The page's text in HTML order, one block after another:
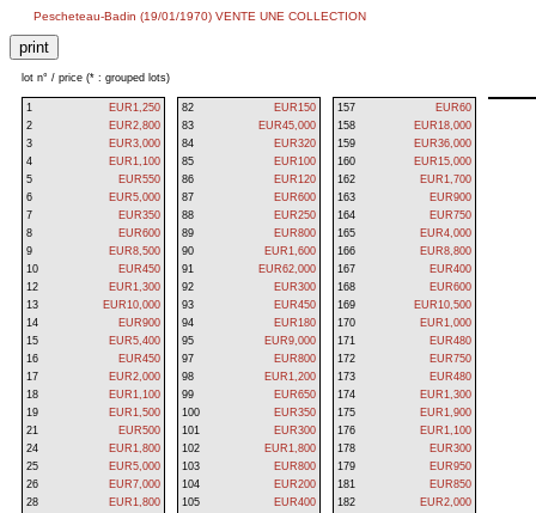
Pescheteau-Badin (19/01/1970) VENTE UNE COLLECTION
lot n° / price (* : grouped lots)
1
EUR1,250
2
EUR2,800
3
EUR3,000
4
EUR1,100
5
EUR550
6
EUR5,000
7
EUR350
8
EUR600
9
EUR8,500
10
EUR450
12
EUR1,300
13
EUR10,000
14
EUR900
15
EUR5,400
16
EUR450
17
EUR2,000
18
EUR1,100
19
EUR1,500
21
EUR500
24
EUR1,800
25
EUR5,000
26
EUR7,000
28
EUR1,800
82
EUR150
83
EUR45,000
84
EUR320
85
EUR100
86
EUR120
87
EUR600
88
EUR250
89
EUR800
90
EUR1,600
91
EUR62,000
92
EUR300
93
EUR450
94
EUR180
95
EUR9,000
97
EUR800
98
EUR1,200
99
EUR650
100
EUR350
101
EUR300
102
EUR1,800
103
EUR800
104
EUR200
105
EUR400
157
EUR60
158
EUR18,000
159
EUR36,000
160
EUR15,000
162
EUR1,700
163
EUR900
164
EUR750
165
EUR4,000
166
EUR8,800
167
EUR400
168
EUR600
169
EUR10,500
170
EUR1,000
171
EUR480
172
EUR750
173
EUR480
174
EUR1,300
175
EUR1,900
176
EUR1,100
178
EUR300
179
EUR950
181
EUR850
182
EUR2,000